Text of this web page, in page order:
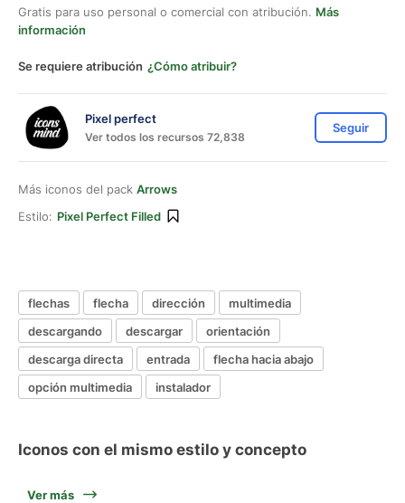
Gratis para uso personal o comercial con atribución. Más
información
Se requiere atribución ¿Cómo atribuir?
Pixel perfect
Ver todos los recursos 72,838
Seguir
Más iconos del pack Arrows
Estilo: Pixel Perfect Filled
flechas flecha dirección
multimedia
descargando
descargar
orientación
descarga directa
entrada
flecha hacia abajo
opción multimedia
instalador
Iconos con el mismo estilo y concepto
Ver más